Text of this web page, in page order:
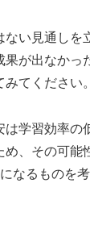
ない見通しを
果が出なかっ
てください。
は学習効率の
め、その可能
なるものを